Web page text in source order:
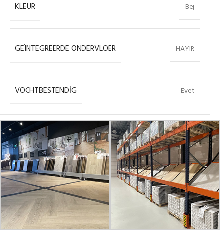
KLEUR Bej
GEÏNTEGREERDE ONDERVLOER HAYIR
VOCHTBESTENDIG Evet